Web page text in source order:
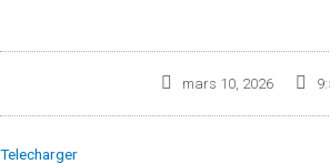
mars 10, 2026
Telecharger